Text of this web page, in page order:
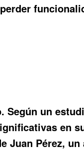
Según un
en
Juan Pérez,